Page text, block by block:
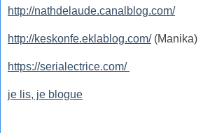
http://nathdelaude.canalblog.com/
http://keskonfe.eklablog.com/(Manika)
https://serialectrice.com/
je lis, je blogue